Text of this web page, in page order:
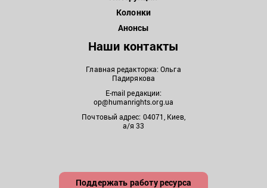
Колонки
Анонсы
Наши контакты
Главная редакторка: Ольга
Падирякова
E-mail редакции:
op@humanrights.org.ua
Почтовый адрес: 04071, Киев,
а/я 33
Поддержать работу ресурса